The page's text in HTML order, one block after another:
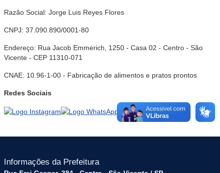
Razão Social: Jorge Luis Reyes Flores
CNPJ: 37.090.890/0001-80
Endereço: Rua Jacob Emmerich, 1250 - Casa 02 - Centro - São
Vicente - CEP 11310-071
CNAE: 10.96-1-00 - Fabricação de alimentos e pratos prontos
Redes Sociais
Informações da Prefeitura